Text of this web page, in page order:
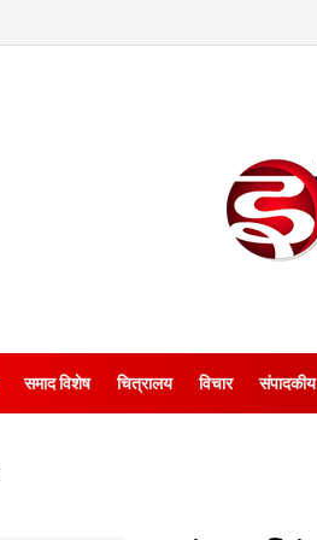
समाद विशेष चित्रालय विचार संपादकीय